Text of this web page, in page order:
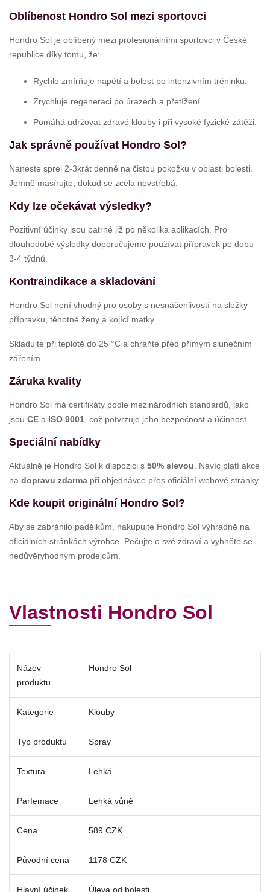
Oblíbenost Hondro Sol mezi sportovci
Hondro Sol je oblíbený mezi profesionálními sportovci v České
republice díky tomu, že:
Rychle zmírňuje napětí a bolest po intenzivním tréninku.
Zrychluje regeneraci po úrazech a přetížení.
Pomáhá udržovat zdravé klouby i při vysoké fyzické zátěži.
Jak správně používat Hondro Sol?
Naneste sprej 2-3krát denně na čistou pokožku v oblasti bolesti.
Jemně masírujte, dokud se zcela nevstřebá.
Kdy lze očekávat výsledky?
Pozitivní účinky jsou patrné již po několika aplikacích. Pro
dlouhodobé výsledky doporučujeme používat přípravek po dobu
3-4 týdnů.
Kontraindikace a skladování
Hondro Sol není vhodný pro osoby s nesnášenlivostí na složky
přípravku, těhotné ženy a kojící matky.
Skladujte při teplotě do 25 °C a chraňte před přímým slunečním
zářením.
Záruka kvality
Hondro Sol má certifikáty podle mezinárodních standardů, jako
jsou CE a ISO 9001 , což potvrzuje jeho bezpečnost a účinnost.
Speciální nabídky
Aktuálně je Hondro Sol k dispozici s 50% slevou . Navíc platí akce
na dopravu zdarma při objednávce přes oficiální webové stránky.
Kde koupit originální Hondro Sol?
Aby se zabránilo padělkům, nakupujte Hondro Sol výhradně na
oficiálních stránkách výrobce. Pečujte o své zdraví a vyhněte se
nedůvěryhodným prodejcům.
Vlastnosti Hondro Sol
Název
produktu
Hondro Sol
Kategorie Klouby
Typ produktu Spray
Textura Lehká
Parfemace Lehká vůně
Cena 589 CZK
Původní cena 1178 CZK
Hlavní účinek Úleva od bolesti